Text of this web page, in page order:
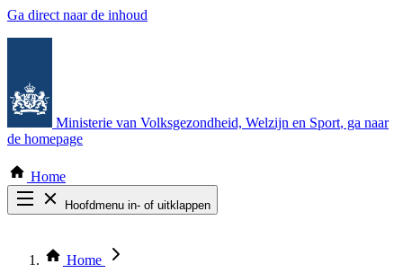
Ga direct naar de inhoud
Ministerie van Volksgezondheid, Welzijn en Sport, ga naar
de homepage
Home
Hoofdmenu in- of uitklappen
Thema COVID-19
Bekijk per bestuursorgaan
Home